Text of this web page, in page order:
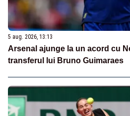
5 aug. 2026, 13:13
Arsenal ajunge la un acord cu
transferul lui Bruno Guimaraes